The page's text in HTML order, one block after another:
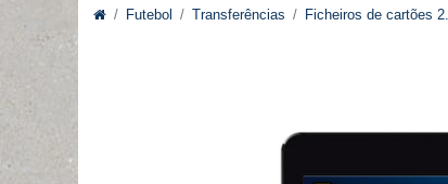
Futebol Transferências Ficheiros de cartões